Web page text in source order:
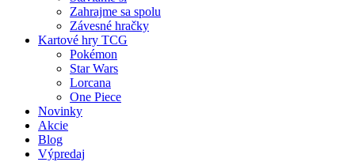
Zahrajme sa spolu
Závesné hračky
Kartové hry TCG
Pokémon
Star Wars
Lorcana
One Piece
Novinky
Akcie
Blog
Výpredaj